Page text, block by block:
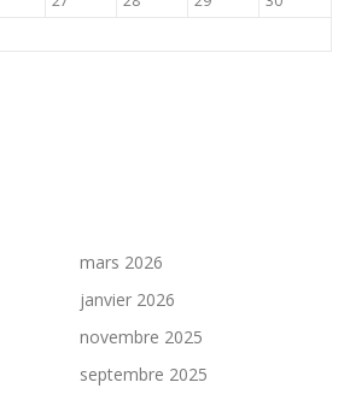
mars 2026
janvier 2026
novembre 2025
septembre 2025